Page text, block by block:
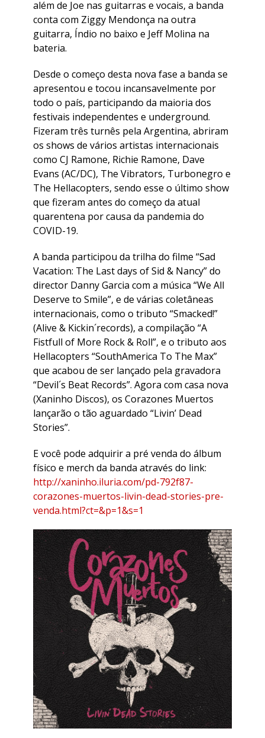
além de Joe nas guitarras e vocais, a banda
conta com Ziggy Mendonça na outra
guitarra, Índio no baixo e Jeff Molina na
bateria.
Desde o começo desta nova fase a banda se
apresentou e tocou incansavelmente por
todo o país, participando da maioria dos
festivais independentes e underground.
Fizeram três turnês pela Argentina, abriram
os shows de vários artistas internacionais
como CJ Ramone, Richie Ramone, Dave
Evans (AC/DC), The Vibrators, Turbonegro e
The Hellacopters, sendo esse o último show
que fizeram antes do começo da atual
quarentena por causa da pandemia do
COVID-19.
A banda participou da trilha do filme “Sad
Vacation: The Last days of Sid & Nancy” do
director Danny Garcia com a música “We All
Deserve to Smile”, e de várias coletâneas
internacionais, como o tributo “Smacked!”
(Alive & Kickin´records), a compilação “A
Fistfull of More Rock & Roll”, e o tributo aos
Hellacopters “SouthAmerica To The Max”
que acabou de ser lançado pela gravadora
“Devil´s Beat Records”. Agora com casa nova
(Xaninho Discos), os Corazones Muertos
lançarão o tão aguardado “Livin’ Dead
Stories”.
E você pode adquirir a pré venda do álbum
físico e merch da banda através do link:
http://xaninho.iluria.com/pd-792f87-
corazones-muertos-livin-dead-stories-pre-
venda.html?ct=&p=1&s=1